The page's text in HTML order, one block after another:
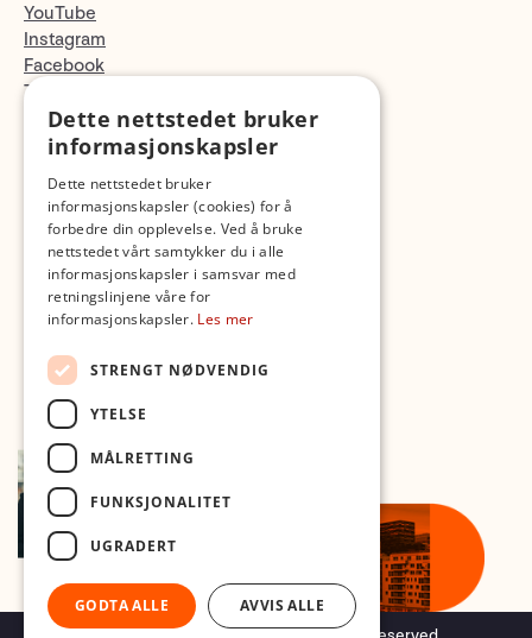
YouTube
Instagram
Facebook
TikTok
Fotopodden
Dette nettstedet bruker
informasjonskapsler
Dette nettstedet bruker
informasjonskapsler (cookies) for å
forbedre din opplevelse. Ved å bruke
nettstedet vårt samtykker du i alle
informasjonskapsler i samsvar med
retningslinjene våre for
informasjonskapsler. Les mer
STRENGT NØDVENDIG
YTELSE
MÅLRETTING
FUNKSJONALITET
UGRADERT
GODTA ALLE AVVIS ALLE